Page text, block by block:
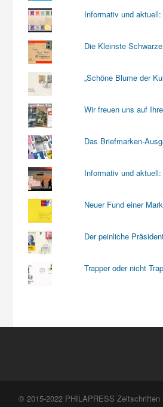
Informativ und
Die Kleinste
„Schöne Blume der
Wir freuen uns auf
Das Briefmarken-
Informativ und
Neuer Fund einer
Der peinliche
Trapper oder nicht
© 2015-2022 PHILAPRESS Zeitschriften